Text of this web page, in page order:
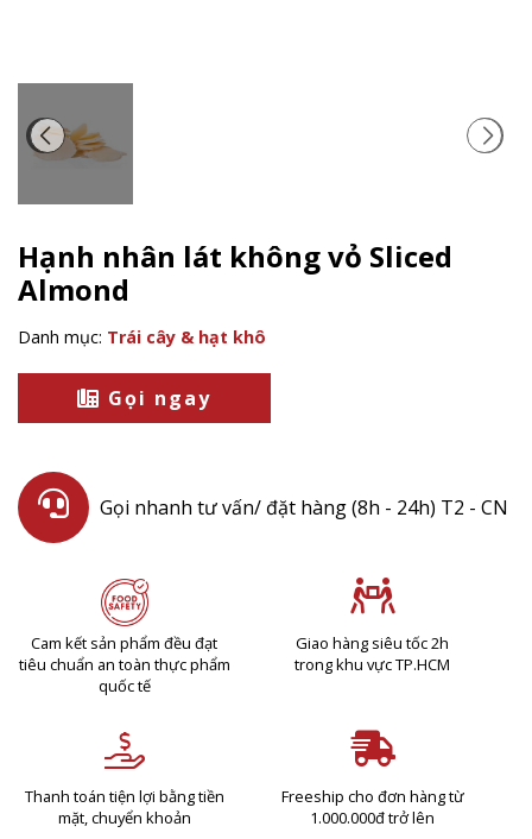
Hạnh nhân lát không vỏ Sliced
Almond
Danh mục: Trái cây & hạt khô
Gọi ngay
Gọi nhanh tư vấn/ đặt hàng (8h - 24h) T2 - CN
Cam kết sản phẩm đều đạt
tiêu chuẩn an toàn thực phẩm
quốc tế
Giao hàng siêu tốc 2h
trong khu vực TP.HCM
Thanh toán tiện lợi bằng tiền
mặt, chuyển khoản
Freeship cho đơn hàng từ
1.000.000đ trở lên